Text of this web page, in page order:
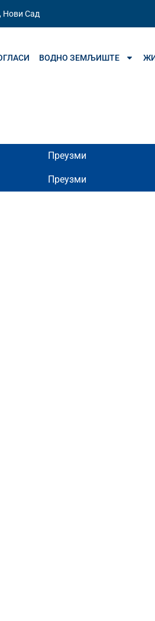
Нови Сад
ВОДНО ЗЕМЉИШТЕ
Преузми
Преузми